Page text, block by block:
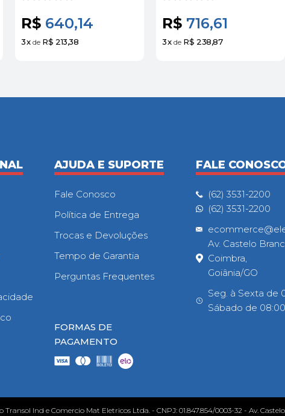
R$ 640,14
3x de R$ 213,38
R$ 716,61
3x de R$ 238,87
AJUDA E SUPORTE
Fale Conosco
Política de Entrega
Trocas e Devoluções
Tempo de Garantia
Perguntas Frequentes
FORMAS DE
PAGAMENTO
FALE
(62) 3531-2200
(62) 3531-2200
Av. Castelo
Coimbra,
Goiânia/GO
Seg. à Sexta de
Sábado de
Ind e Comercio Mat Eletricos Ltda. - CNPJ: 01.847.854/0003-32 - Av.